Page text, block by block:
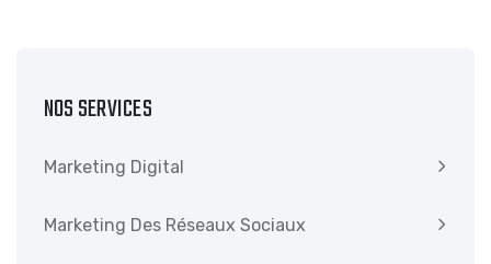
NOS SERVICES
Marketing Digital
Marketing Des Réseaux Sociaux